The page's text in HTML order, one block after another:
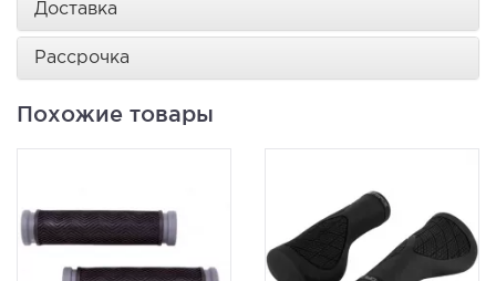
Доставка
Рассрочка
Похожие товары